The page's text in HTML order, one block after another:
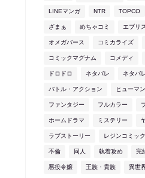
LINEマンガ NTR TOPCO
ざまぁ めちゃコミ エブリ
オメガバース コミカライズ
コミックマグナム コメディ
ドロドロ ネタバレ ネタバ
バトル・アクション ヒューマ
ファンタジー フルカラー
ホームドラマ ミステリー
ラブストーリー レジンコミッ
不倫 同人 執着攻め 完
悪役令嬢 王族・貴族 異世